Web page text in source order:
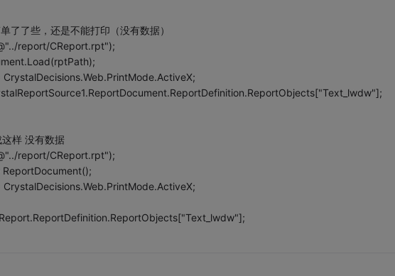
了了些，还是不能打印（没有数据）
report/CReport.rpt");
样 没有数据
report/CReport.rpt");